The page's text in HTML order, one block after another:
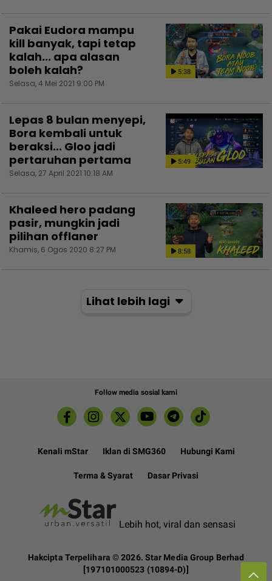
5:38
Pakai Eudora mampu
kill banyak, tapi tetap
kalah... apa alasan
boleh kalah?
Selasa, 4 Mei 2021 9:00 PM
5:49
Lepas 8 bulan menyepi,
Bora kembali untuk
beraksi... Gloo jadi
pertaruhan pertama
Selasa, 27 April 2021 10:18 AM
8:58
Khaleed hero padang
pasir, mungkin jadi
pilihan offlaner
Khamis, 6 Ogos 2020 8:27 PM
Lihat lebih lagi
Follow media sosial kami
Kenali mStar Iklan di SMG360 Hubungi Kami
Terma & Syarat Dasar Privasi
Lebih hot, viral dan sensasi
Hakcipta Terpelihara ©2026. Star Media Group Berhad
[197101000523 (10894-D)]